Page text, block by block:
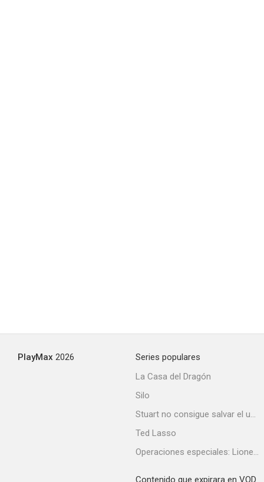
PlayMax 2026
Series populares
La Casa del Dragón
Silo
Stuart no consigue salvar el universo
Ted Lasso
Operaciones especiales: Lioness
Contenido que expirara en VOD